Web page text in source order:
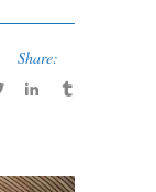
Share: